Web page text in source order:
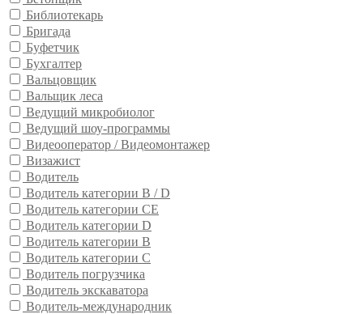
Библиотекарь
Бригада
Буфетчик
Бухгалтер
Вальцовщик
Вальщик леса
Ведущий микробиолог
Ведущий шоу-программы
Видеооператор / Видеомонтажер
Визажист
Водитель
Водитель категории B / D
Водитель категории CE
Водитель категории D
Водитель категории В
Водитель категории С
Водитель погрузчика
Водитель экскаватора
Водитель-международник